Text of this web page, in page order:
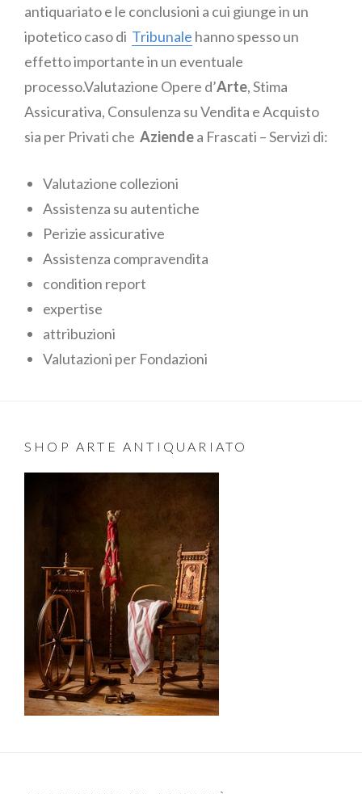
antiquariato e le conclusioni a cui giunge in un
ipotetico caso di Tribunale hanno spesso un
effetto importante in un eventuale
processo.Valutazione Opere d’Arte, Stima
Assicurativa, Consulenza su Vendita e Acquisto
sia per Privati che Aziendea Frascati – Servizi di:
Valutazione collezioni
Assistenza su autentiche
Perizie assicurative
Assistenza compravendita
condition report
expertise
attribuzioni
Valutazioni per Fondazioni
SHOP ARTE ANTIQUARIATO